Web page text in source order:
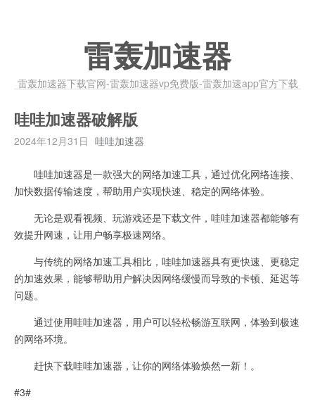
雷轰加速器
雷轰加速器下载官网-雷轰加速器vp免费版-雷轰加速app官方下载
哇哇加速器破解版
2024年12月31日 哇哇加速器
哇哇加速器是一款强大的网络加速工具，通过优化网络连接、
加快数据传输速度，帮助用户实现快速、稳定的网络体验。
无论是观看视频、玩游戏还是下载文件，哇哇加速器都能够有
效提升网速，让用户畅享极速网络。
与传统的网络加速工具相比，哇哇加速器具有更快速、更稳定
的加速效果，能够帮助用户解决因网络缓慢而导致的卡顿、延迟等
问题。
通过使用哇哇加速器，用户可以轻松畅游互联网，体验到极速
的网络环境。
赶快下载哇哇加速器，让你的网络体验焕然一新！。
#3#